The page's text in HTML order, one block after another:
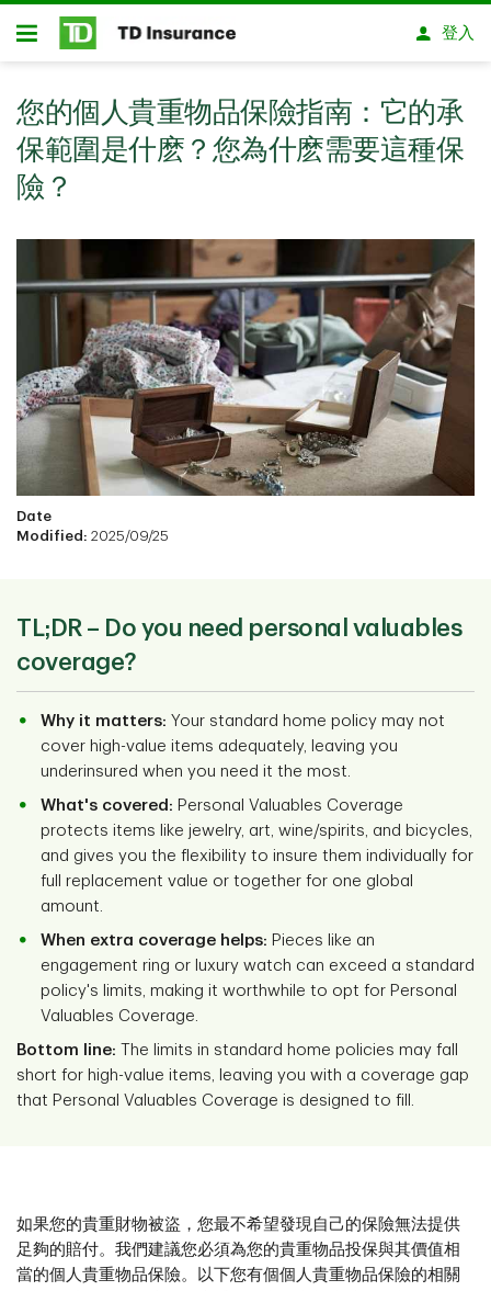
略過進入主要內容
開放式房屋貸款
登入
您的個人貴重物品保險指南：它的承
保範圍是什麽？您為什麽需要這種保
險？
Date
Modified: 2025/09/25
TL;DR – Do you need personal valuables
coverage?
Why it matters: Your standard home policy may not
cover high-value items adequately, leaving you
underinsured when you need it the most.
What's covered: Personal Valuables Coverage
protects items like jewelry, art, wine/spirits, and bicycles,
and gives you the flexibility to insure them individually for
full replacement value or together for one global
amount.
When extra coverage helps: Pieces like an
engagement ring or luxury watch can exceed a standard
policy's limits, making it worthwhile to opt for Personal
Valuables Coverage.
Bottom line: The limits in standard home policies may fall
short for high-value items, leaving you with a coverage gap
that Personal Valuables Coverage is designed to fill.
如果您的貴重財物被盜，您最不希望發現自己的保險無法提供
足夠的賠付。我們建議您必須為您的貴重物品投保與其價值相
當的個人貴重物品保險。以下您有個個人貴重物品保險的相關